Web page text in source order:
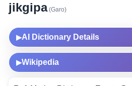
jikgipa(Garo)
▶AI Dictionary Details
▶Wikipedia